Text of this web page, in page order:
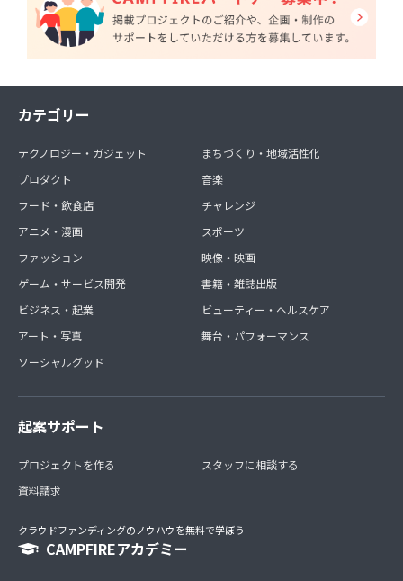
カテゴリー
テクノロジー・ガジェット
プロダクト
フード・飲食店
アニメ・漫画
ファッション
ゲーム・サービス開発
ビジネス・起業
アート・写真
ソーシャルグッド
まちづくり・地域活性化
音楽
チャレンジ
スポーツ
映像・映画
書籍・雑誌出版
ビューティー・ヘルスケア
舞台・パフォーマンス
起案サポート
プロジェクトを作る
資料請求
スタッフに相談する
クラウドファンディングのノウハウを無料で学ぼう
CAMPFIREアカデミー